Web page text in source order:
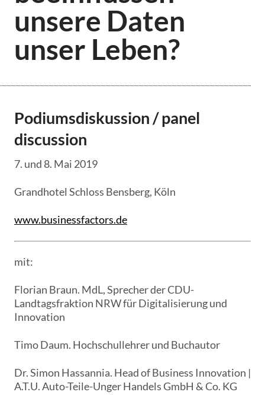
unsere Daten
unser Leben?
Podiumsdiskussion / panel
discussion
7. und 8. Mai 2019
Grandhotel Schloss Bensberg, Köln
www.businessfactors.de
mit:
Florian Braun. MdL, Sprecher der CDU-
Landtagsfraktion NRW für Digitalisierung und
Innovation
Timo Daum. Hochschullehrer und Buchautor
Dr. Simon Hassannia. Head of Business Innovation |
A.T.U. Auto-Teile-Unger Handels GmbH & Co. KG